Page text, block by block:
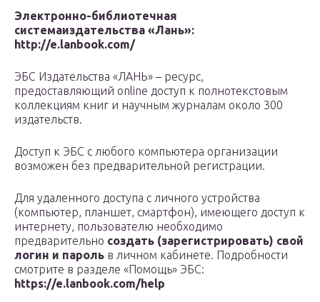
Электронно-библиотечная
системаиздательства «Лань»:
http://e.lanbook.com/
ЭБС Издательства «ЛАНЬ» – ресурс,
предоставляющий online доступ к полнотекстовым
коллекциям книг и научным журналам около 300
издательств.
Доступ к ЭБС с любого компьютера организации
возможен без предварительной регистрации.
Для удаленного доступа с личного устройства
(компьютер, планшет, смартфон), имеющего доступ к
интернету, пользователю необходимо
предварительно создать (зарегистрировать) свой
логин и пароль в личном кабинете. Подробности
смотрите в разделе «Помощь» ЭБС:
https://e.lanbook.com/help